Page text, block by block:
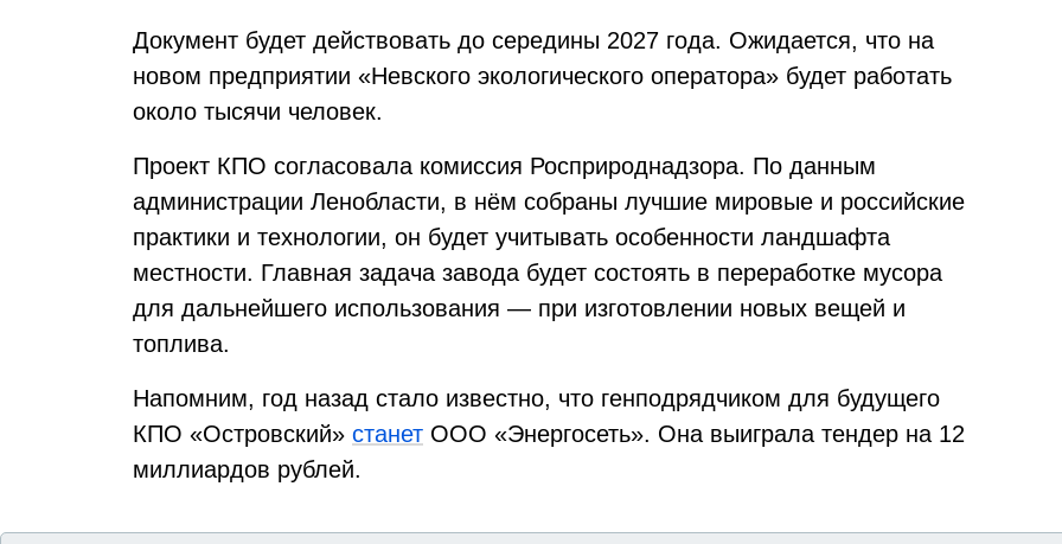
Документ будет действовать до середины 2027 года. Ожидается, что на
новом предприятии «Невского экологического оператора» будет работать
около тысячи человек.
Проект КПО согласовала комиссия Росприроднадзора. По данным
администрации Ленобласти, в нём собраны лучшие мировые и российские
практики и технологии, он будет учитывать особенности ландшафта
местности. Главная задача завода будет состоять в переработке мусора
для дальнейшего использования — при изготовлении новых вещей и
топлива.
Напомним, год назад стало известно, что генподрядчиком для будущего
КПО «Островский» станет ООО «Энергосеть». Она выиграла тендер на 12
миллиардов рублей.